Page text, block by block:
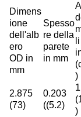
Dimens
ione
dell'alb
ero
OD in
mm
Spesso
re della
parete
in mm
li
)
2.875
(73)
0.203
((5.2)
)